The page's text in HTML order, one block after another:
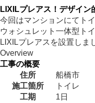
LIXILプレアス！デザイン
今回はマンションにてト
ウォシュレット一体型ト
LIXILプレアスを設置し
Overview
工事の概要
住所
船橋市
施工箇所
トイレ
工期
1日